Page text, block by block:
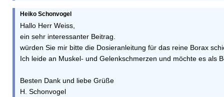
Heiko Schonvogel
Hallo Herr Weiss,
ein sehr interessanter Beitrag.
würden Sie mir bitte die Dosieranleitung für das reine Borax
Ich leide an Muskel- und Gelenkschmerzen und möchte es als
Besten Dank und liebe Grüße
H. Schonvogel